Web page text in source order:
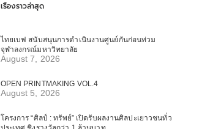
เรื่องราวล่าสุด
ไทยเบฟ สนับสนุนการดำเนินงานศูนย์กันก่อนท่วม
จุฬาลงกรณ์มหาวิทยาลัย
August 7, 2026
OPEN PRINTMAKING VOL.4
August 5, 2026
โครงการ “ศิลป์ : ทรัพย์” เปิดรับผลงานศิลปะเยาวชนทั่ว